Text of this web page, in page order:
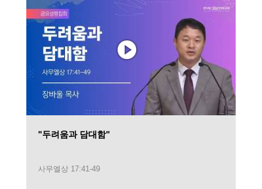
"두려움과 담대함"
사무엘상 17:41-49